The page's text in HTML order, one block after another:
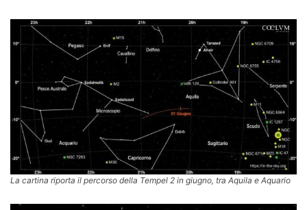
La cartina riporta il percorso della Tempel 2 in giugno, tra Aquila e Aquario